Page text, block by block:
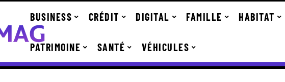
BUSINESS CRÉDIT DIGITAL FAMILLE HABITAT
PATRIMOINE SANTÉ VÉHICULES